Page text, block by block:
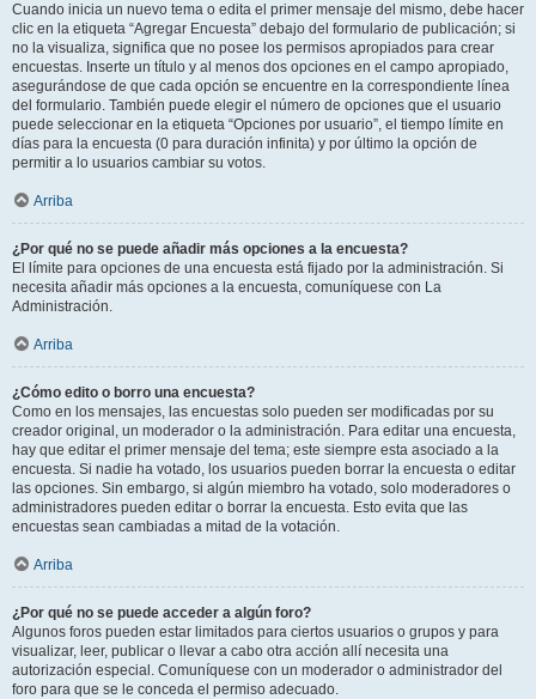
Cuando inicia un nuevo tema o edita el primer mensaje del mismo, debe hacer
clic en la etiqueta “Agregar Encuesta” debajo del formulario de publicación; si
no la visualiza, significa que no posee los permisos apropiados para crear
encuestas. Inserte un título y al menos dos opciones en el campo apropiado,
asegurándose de que cada opción se encuentre en la correspondiente línea
del formulario. También puede elegir el número de opciones que el usuario
puede seleccionar en la etiqueta “Opciones por usuario”, el tiempo límite en
días para la encuesta (0 para duración infinita) y por último la opción de
permitir a lo usuarios cambiar su votos.
Arriba
¿Por qué no se puede añadir más opciones a la encuesta?
El límite para opciones de una encuesta está fijado por la administración. Si
necesita añadir más opciones a la encuesta, comuníquese con La
Administración.
Arriba
¿Cómo edito o borro una encuesta?
Como en los mensajes, las encuestas solo pueden ser modificadas por su
creador original, un moderador o la administración. Para editar una encuesta,
hay que editar el primer mensaje del tema; este siempre esta asociado a la
encuesta. Si nadie ha votado, los usuarios pueden borrar la encuesta o editar
las opciones. Sin embargo, si algún miembro ha votado, solo moderadores o
administradores pueden editar o borrar la encuesta. Esto evita que las
encuestas sean cambiadas a mitad de la votación.
Arriba
¿Por qué no se puede acceder a algún foro?
Algunos foros pueden estar limitados para ciertos usuarios o grupos y para
visualizar, leer, publicar o llevar a cabo otra acción allí necesita una
autorización especial. Comuníquese con un moderador o administrador del
foro para que se le conceda el permiso adecuado.